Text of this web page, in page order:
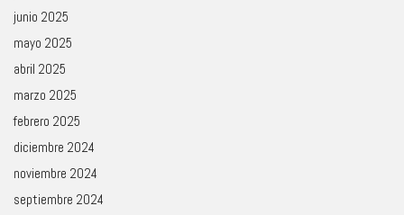
junio 2025
mayo 2025
abril 2025
marzo 2025
febrero 2025
diciembre 2024
noviembre 2024
septiembre 2024